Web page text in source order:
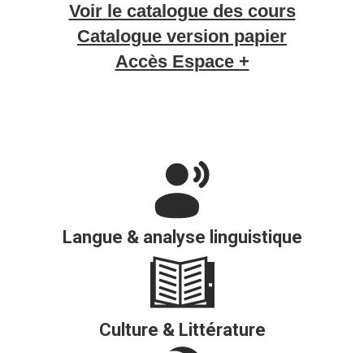
Voir le catalogue des cours
Catalogue version papier
Accès Espace +
Langue & analyse linguistique
Culture & Littérature